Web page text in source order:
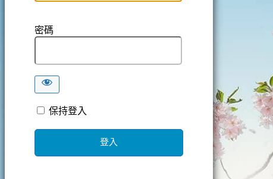
密碼
保持登入